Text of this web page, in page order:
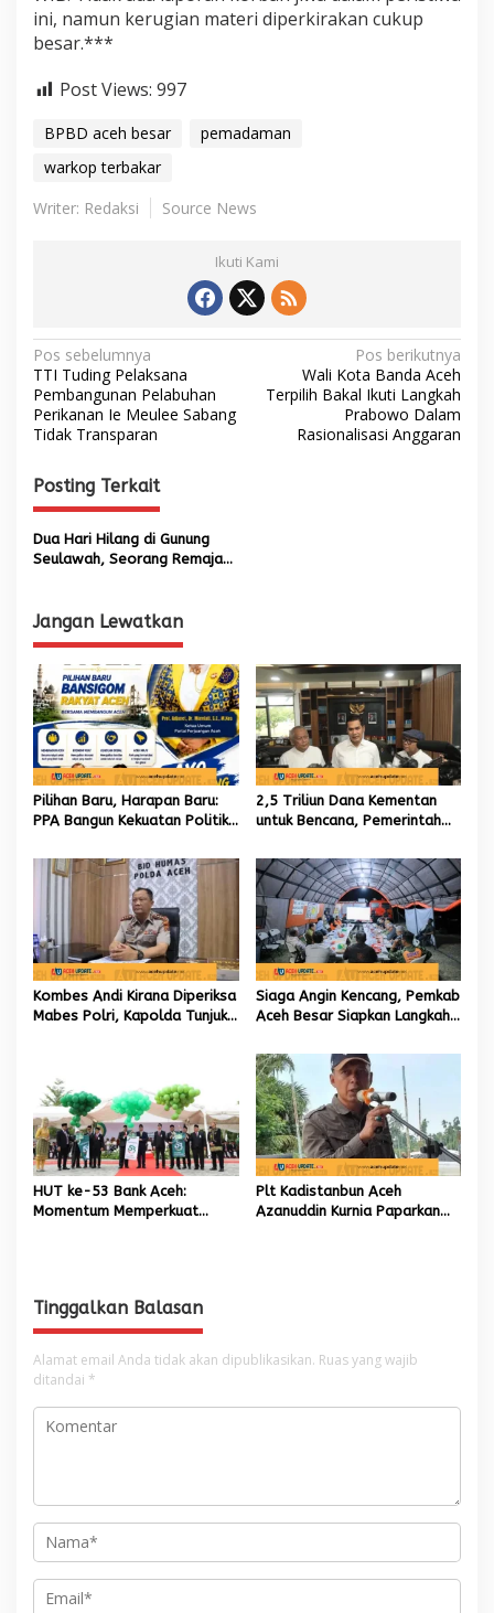
ini, namun kerugian materi diperkirakan cukup
besar.***
Post Views: 997
BPBD aceh besar
pemadaman
warkop terbakar
Writer: Redaksi
Source News
Ikuti Kami
N
a
v
g
a
s
p
o
s
Pos sebelumnya
TTI Tuding Pelaksana
Pembangunan Pelabuhan
Perikanan Ie Meulee Sabang
Tidak Transparan
Pos berikutnya
Wali Kota Banda Aceh
Terpilih Bakal Ikuti Langkah
Prabowo Dalam
Rasionalisasi Anggaran
Posting Terkait
Dua Hari Hilang di Gunung
Seulawah, Seorang Remaja
Jangan Lewatkan
Pilihan Baru, Harapan Baru:
PPA Bangun Kekuatan Politik
2,5 Triliun Dana Kementan
untuk Bencana, Pemerintah
Kombes Andi Kirana Diperiksa
Mabes Polri, Kapolda Tunjuk
Aceh
Siaga Angin Kencang, Pemkab
Aceh Besar Siapkan Langkah
HUT ke-53 Bank Aceh:
Momentum Memperkuat
Plt Kadistanbun Aceh
Azanuddin Kurnia Paparkan
Tinggalkan Balasan
Alamat email Anda tidak akan dipublikasikan. Ruas yang wajib
ditandai *